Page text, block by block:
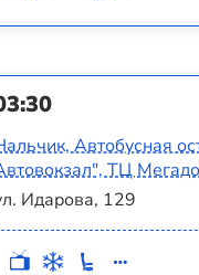
Автобусная
ТЦ
Идарова, 129